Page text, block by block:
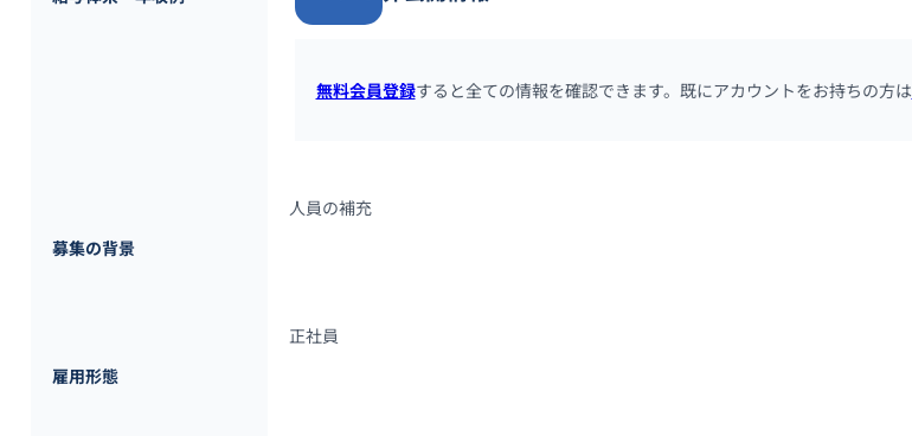
無料会員登録すると全ての情報を確認できます。既にアカウントをお持ちの方は
募集の背景
人員の補充
雇用形態
正社員